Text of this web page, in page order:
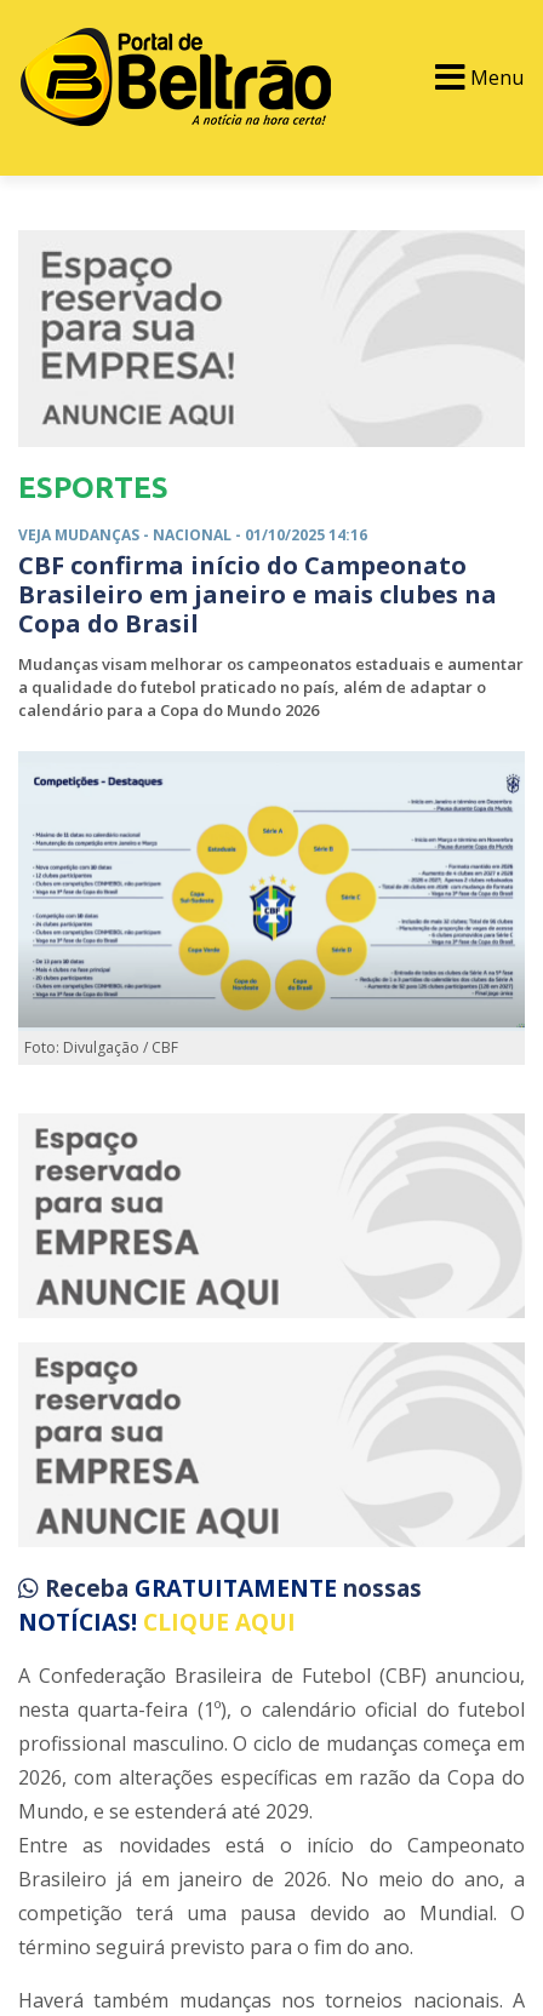
Menu
ESPORTES
VEJA MUDANÇAS - NACIONAL - 01/10/2025 14:16
CBF confirma início do Campeonato
Brasileiro em janeiro e mais clubes na
Copa do Brasil
Mudanças visam melhorar os campeonatos estaduais e aumentar
a qualidade do futebol praticado no país, além de adaptar o
calendário para a Copa do Mundo 2026
Foto: Divulgação / CBF
Receba GRATUITAMENTE nossas
NOTÍCIAS! CLIQUE AQUI
A Confederação Brasileira de Futebol (CBF) anunciou,
nesta quarta-feira (1º), o calendário oficial do futebol
profissional masculino. O ciclo de mudanças começa em
2026, com alterações específicas em razão da Copa do
Mundo, e se estenderá até 2029.
Entre as novidades está o início do Campeonato
Brasileiro já em janeiro de 2026. No meio do ano, a
competição terá uma pausa devido ao Mundial. O
término seguirá previsto para o fim do ano.
Haverá também mudanças nos torneios nacionais. A